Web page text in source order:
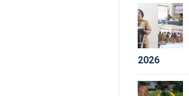
2026